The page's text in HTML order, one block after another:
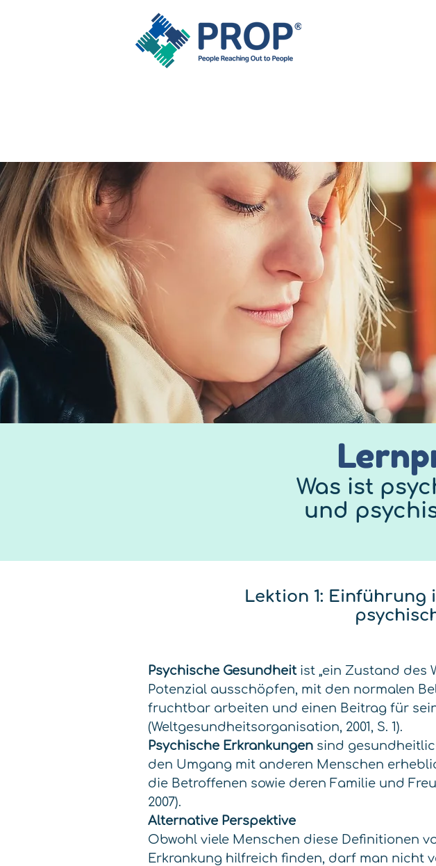
Was ist
und
Lektion 1: Einführung
Psychische Gesundheitist „ein Zustand des
Potenzial ausschöpfen, mit den normalen
fruchtbar arbeiten und einen Beitrag für
(Weltgesundheitsorganisation, 2001, S. 1).
Psychische Erkrankungen sind
den Umgang mit anderen Menschen
die Betroffenen sowie deren Familie und
2007).
Alternative Perspektive
Obwohl viele Menschen diese Definitionen
Erkrankung hilfreich finden, darf man nicht